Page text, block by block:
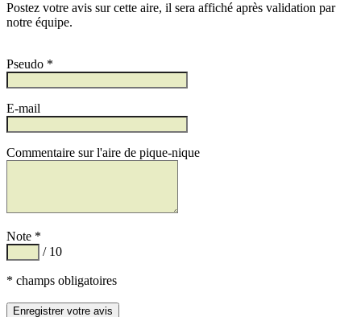
Postez votre avis sur cette aire, il sera affiché après validation par
notre équipe.
Pseudo *
E-mail
Commentaire sur l'aire de pique-nique
Note *
/ 10
* champs obligatoires